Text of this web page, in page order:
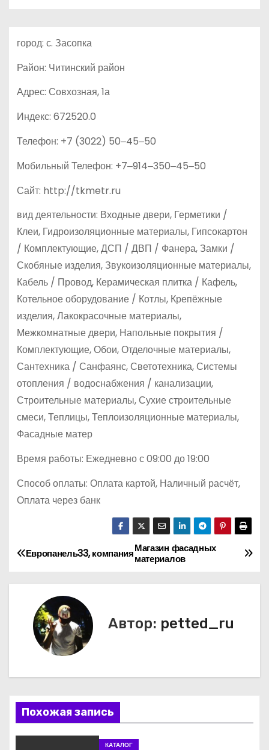
город: с. Засопка
Район: Читинский район
Адрес: Совхозная, 1а
Индекс: 672520.0
Телефон: +7 (3022) 50‒45‒50
Мобильный Телефон: +7‒914‒350‒45‒50
Сайт: http://tkmetr.ru
вид деятельности: Входные двери, Герметики /
Клеи, Гидроизоляционные материалы, Гипсокартон
/ Комплектующие, ДСП / ДВП / Фанера, Замки /
Скобяные изделия, Звукоизоляционные материалы,
Кабель / Провод, Керамическая плитка / Кафель,
Котельное оборудование / Котлы, Крепёжные
изделия, Лакокрасочные материалы,
Межкомнатные двери, Напольные покрытия /
Комплектующие, Обои, Отделочные материалы,
Сантехника / Санфаянс, Светотехника, Системы
отопления / водоснабжения / канализации,
Строительные материалы, Сухие строительные
смеси, Теплицы, Теплоизоляционные материалы,
Фасадные матер
Время работы: Ежедневно с 09:00 до 19:00
Способ оплаты: Оплата картой, Наличный расчёт,
Оплата через банк
Н
а
а
ц
и
Магазин фасадных
материалов
Европанель33, компания
Автор: petted_ru
Похожая запись
КАТАЛОГ